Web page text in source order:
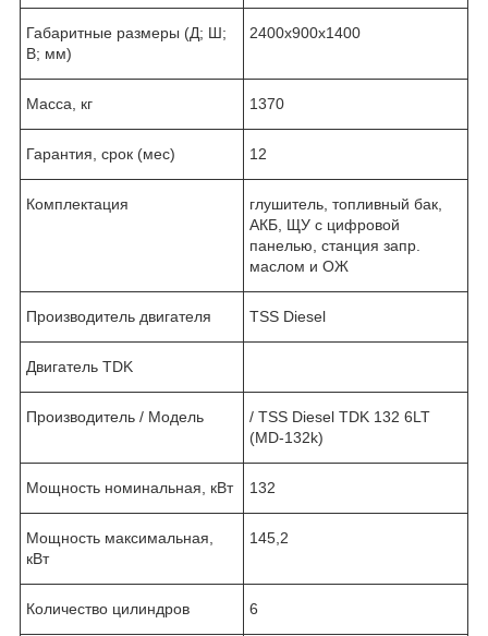
Габаритные размеры (Д; Ш;
В; мм)
2400x900x1400
Масса, кг 1370
Гарантия, срок (мес) 12
Комплектация
глушитель, топливный бак,
АКБ, ЩУ с цифровой
панелью, станция запр.
маслом и ОЖ
Производитель двигателя TSS Diesel
Двигатель TDK
Производитель / Модель
/ TSS Diesel TDK 132 6LT
(MD-132k)
Мощность номинальная, кВт 132
Мощность максимальная,
кВт
145,2
Количество цилиндров 6